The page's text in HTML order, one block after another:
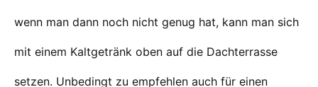
wenn man dann noch nicht genug hat, kann man sich
mit einem Kaltgetränk oben auf die Dachterrasse
setzen. Unbedingt zu empfehlen auch für einen